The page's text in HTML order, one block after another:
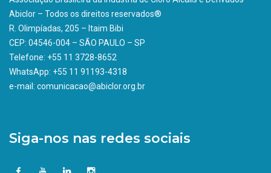
Abiclor – Todos os direitos reservados®
R. Olimpíadas, 205 – Itaim Bibi
CEP: 04546-004 – SÃO PAULO – SP
Telefone: +55 11 3728-8652
WhatsApp: +55 11 91193-4318
e-mail: comunicacao@abiclor.org.br
Siga-nos nas redes sociais